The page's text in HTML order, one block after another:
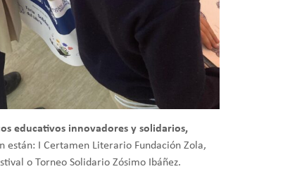
educativos innovadores y solidarios,
están: I Certamen Literario Fundación Zola,
o Torneo Solidario Zósimo Ibáñez.